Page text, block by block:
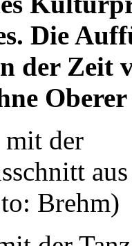
Die
der Zeit
Oberer